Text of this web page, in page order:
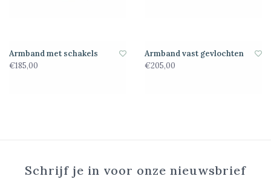
Armband met schakels
€185,00
Armband vast gevlochten
€205,00
Schrijf je in voor onze nieuwsbrief